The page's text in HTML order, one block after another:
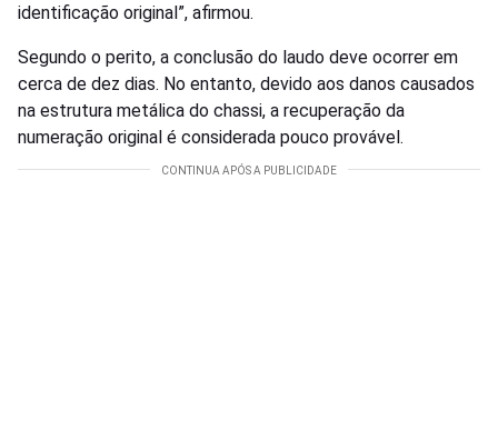
identificação original”, afirmou.
Segundo o perito, a conclusão do laudo deve ocorrer em
cerca de dez dias. No entanto, devido aos danos causados
na estrutura metálica do chassi, a recuperação da
numeração original é considerada pouco provável.